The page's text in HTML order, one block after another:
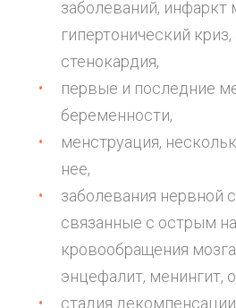
заболеваний, инфаркт
гипертонический
стенокардия,
первые и последние
беременности,
менструация,
нее,
заболевания нервной
связанные с острым
кровообращения
энцефалит, менингит,
стадия